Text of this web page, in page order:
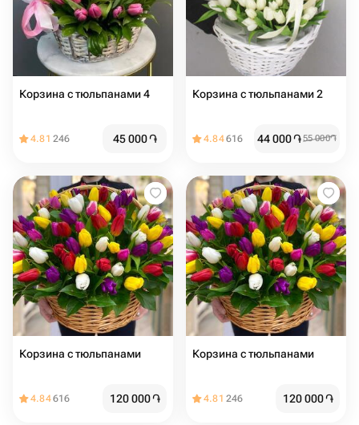
Корзина с тюльпанами 4
4.81 246 45 000֏
Корзина с тюльпанами 2
4.84616 44 000֏55 000֏
Корзина с тюльпанами
4.84616 120 000֏
Корзина с тюльпанами
4.81 246 120 000֏